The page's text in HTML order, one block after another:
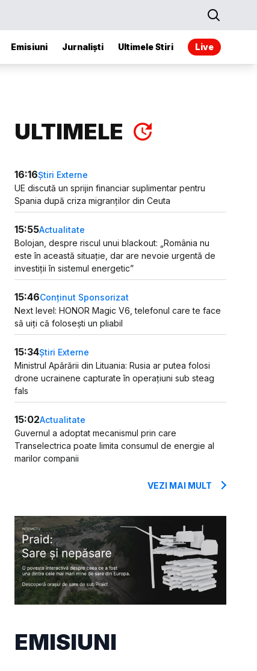
Emisiuni Jurnaliști Ultimele Stiri Live
ULTIMELE
16:16Știri Externe
UE discută un sprijin financiar suplimentar pentru
Spania după criza migranților din Ceuta
15:55Actualitate
Bolojan, despre riscul unui blackout: „România nu
este în această situație, dar are nevoie urgentă de
investiții în sistemul energetic”
15:46Conținut Sponsorizat
Next level: HONOR Magic V6, telefonul care te face
să uiți că folosești un pliabil
15:34Știri Externe
Ministrul Apărării din Lituania: Rusia ar putea folosi
drone ucrainene capturate în operațiuni sub steag
fals
15:02Actualitate
Guvernul a adoptat mecanismul prin care
Transelectrica poate limita consumul de energie al
marilor companii
VEZI MAI MULT
EMISIUNI